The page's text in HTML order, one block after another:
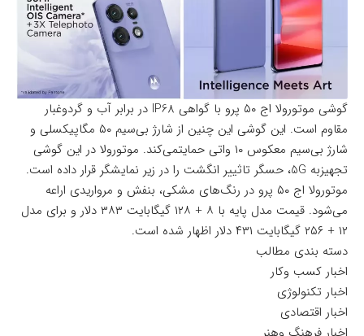
گوشی موتورولا اج ۵۰ پرو با گواهی IP68 در برابر آب و گردوغبار
مقاوم است. این گوشی این چنین از شارژ بی‌سیم ۵۰ مگاپیکسلی و
شارژ بی‌سیم معکوس ۱۰ واتی حمایتمی‌کند. موتورولا در این گوشی
تجهیزبه 5G، حسگر تاثییر انگشت را در زیر نمایشگر قرار داده است.
موتورولا اج ۵۰ پرو در رنگ‌های مشکی، بنفش و مرواریدی اراعه
می‌شود. قیمت مدل پایه با ۸ + ۱۲۸ گیگابایت ۳۸۳ دلار و برای مدل
۱۲ + ۲۵۶ گیگابایت ۴۳۱ دلار اظهار شده است.
دسته بندی مطالب
اخبار کسب وکار
اخبار تکنولوژی
اخبار اقتصادی